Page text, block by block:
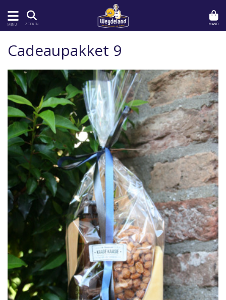
MENU ZOEKEN MAND
Cadeaupakket 9